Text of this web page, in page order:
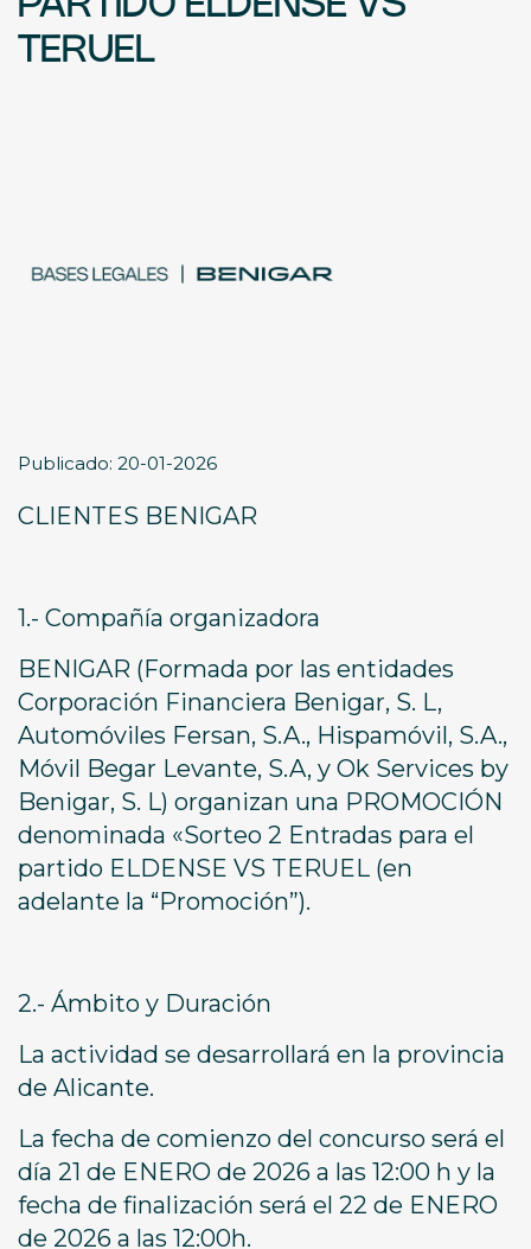
TERUEL
Publicado: 20-01-2026
CLIENTES BENIGAR
1.- Compañía organizadora
BENIGAR (Formada por las entidades
Corporación Financiera Benigar, S. L,
Automóviles Fersan, S.A., Hispamóvil, S.A.,
Móvil Begar Levante, S.A, y Ok Services by
Benigar, S. L) organizan una PROMOCIÓN
denominada «Sorteo 2 Entradas para el
partido ELDENSE VS TERUEL (en
adelante la “Promoción”).
2.- Ámbito y Duración
La actividad se desarrollará en la provincia
de Alicante.
La fecha de comienzo del concurso será el
día 21 de ENERO de 2026 a las 12:00 h y la
fecha de finalización será el 22 de ENERO
de 2026 a las 12:00h.